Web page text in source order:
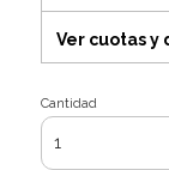
Ver cuotas y
Cantidad